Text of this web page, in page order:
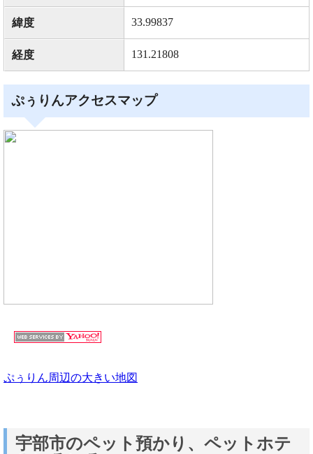
緯度 33.99837
経度 131.21808
ぷぅりんアクセスマップ
ぷぅりん周辺の大きい地図
宇部市のペット預かり、ペットホテ